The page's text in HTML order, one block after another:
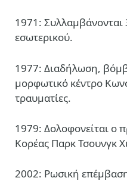
1971:
εσωτερικού.
1977: Διαδήλωση,
μορφωτικό κέντρο
τραυματίες.
1979: Δολοφονείται ο
Κορέας Παρκ Τσουνγκ
2002: Ρωσική